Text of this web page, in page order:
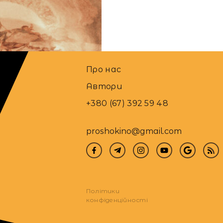
16.01.2025
Про нас
Автори
+380 (67) 392 59 48
proshokino@gmail.com
Політики
конфіденційності